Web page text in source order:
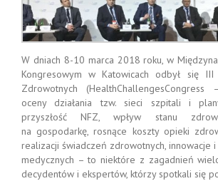
W dniach 8-10 marca 2018 roku, w
Kongresowym w Katowicach odbył się III
Zdrowotnych (HealthChallengesCongress
oceny działania tzw. sieci szpitali i
przyszłość NFZ, wpływ stanu
na gospodarkę, rosnące koszty opieki
realizacji świadczeń zdrowotnych, innowacje
medycznych – to niektóre z zagadnień
decydentów i ekspertów, którzy spotkali się